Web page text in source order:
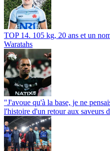
TOP 14. 105 kg, 20 ans et un
Waratahs
"J'avoue qu'à la base, je ne
l'histoire d'un retour aux saveurs